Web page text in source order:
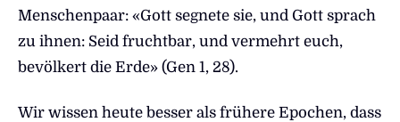
Menschenpaar: «Gott segnete sie, und Gott sprach
zu ihnen: Seid fruchtbar, und vermehrt euch,
bevölkert die Erde» (Gen 1, 28).
Wir wissen heute besser als frühere Epochen, dass